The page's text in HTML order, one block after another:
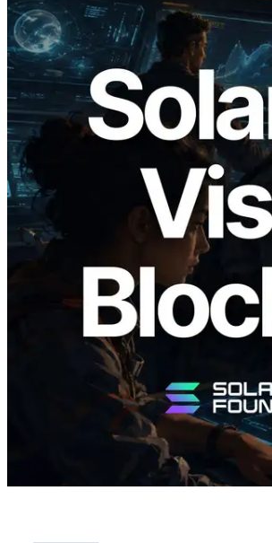
2026.05.24
Validators Solutions 釋出
Analyzer — 以 slot 為單位
成時間與負責驗證者